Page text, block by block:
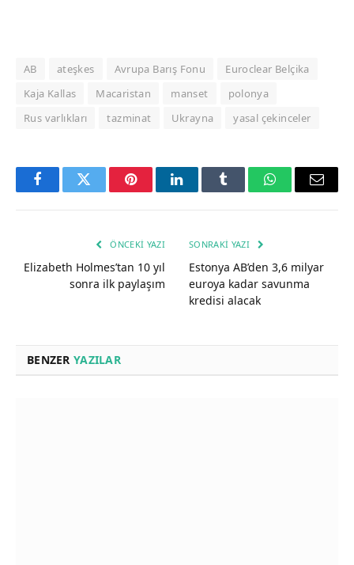
AB ateşkes Avrupa Barış Fonu
Euroclear Belçika
Kaja Kallas
Macaristan manset
polonya
Rus varlıkları
tazminat Ukrayna yasal çekinceler
FacebookTwitter PinterestLinkedInTumblr WhatsAppEmail
ÖNCEKI YAZI
Elizabeth Holmes’tan 10 yıl
sonra ilk paylaşım
SONRAKI YAZI
Estonya AB’den 3,6 milyar
euroya kadar savunma
kredisi alacak
BENZER YAZILAR